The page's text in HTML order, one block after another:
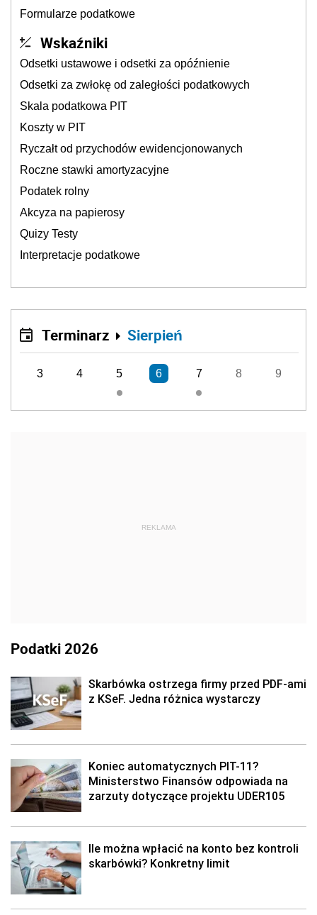
Formularze podatkowe
Wskaźniki
Odsetki ustawowe i odsetki za opóźnienie
Odsetki za zwłokę od zaległości podatkowych
Skala podatkowa PIT
Koszty w PIT
Ryczałt od przychodów ewidencjonowanych
Roczne stawki amortyzacyjne
Podatek rolny
Akcyza na papierosy
Quizy Testy
Interpretacje podatkowe
Terminarz Sierpień
3 4 5 6 7 8 9
REKLAMA
Podatki 2026
Skarbówka ostrzega firmy przed PDF-ami
z KSeF. Jedna różnica wystarczy
Koniec automatycznych PIT-11?
Ministerstwo Finansów odpowiada na
zarzuty dotyczące projektu UDER105
Ile można wpłacić na konto bez kontroli
skarbówki? Konkretny limit